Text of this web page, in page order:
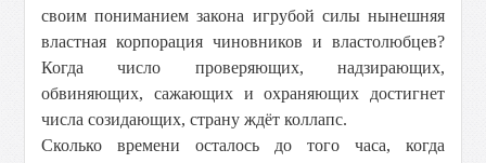
своим пониманием закона игрубой силы нынешняя
властная корпорация чиновников и властолюбцев?
Когда число проверяющих, надзирающих,
обвиняющих, сажающих и охраняющих достигнет
числа созидающих, страну ждёт коллапс.
Сколько времени осталось до того часа, когда